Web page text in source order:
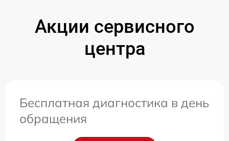
Акции сервисного
центра
Бесплатная диагностика в день
обращения